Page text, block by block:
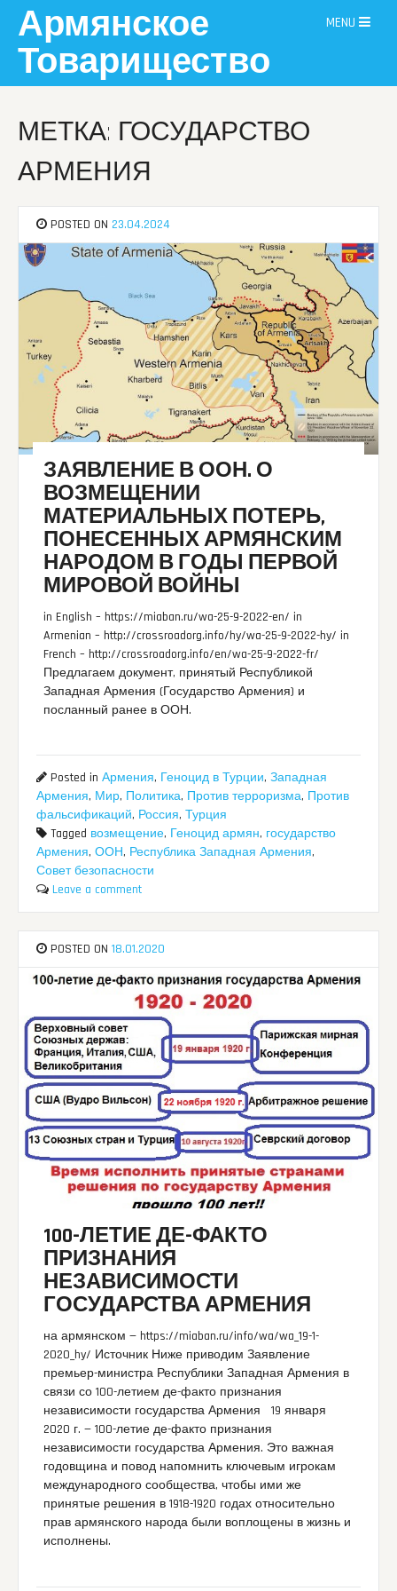
content
Армянское
Товарищество
MENU
МЕТКА: ГОСУДАРСТВО
АРМЕНИЯ
POSTED ON 23.04.2024
ЗАЯВЛЕНИЕ В ООН. О
ВОЗМЕЩЕНИИ
МАТЕРИАЛЬНЫХ ПОТЕРЬ,
ПОНЕСЕННЫХ АРМЯНСКИМ
НАРОДОМ В ГОДЫ ПЕРВОЙ
МИРОВОЙ ВОЙНЫ
in English – https://miaban.ru/wa-25-9-2022-en/ in
Armenian – http://crossroadorg.info/hy/wa-25-9-2022-hy/ in
French – http://crossroadorg.info/en/wa-25-9-2022-fr/
Предлагаем документ, принятый Республикой
Западная Армения (Государство Армения) и
посланный ранее в ООН.
Posted inАрмения, Геноцид в Турции,Западная
Армения, Мир, Политика, Против терроризма, Против
фальсификаций, Россия,Турция
Tagged возмещение, Геноцид армян, государство
Армения,ООН, Республика Западная Армения,
Совет безопасности
Leave a comment
POSTED ON18.01.2020
100-ЛЕТИЕ ДЕ-ФАКТО
ПРИЗНАНИЯ
НЕЗАВИСИМОСТИ
ГОСУДАРСТВА АРМЕНИЯ
на армянском — https://miaban.ru/info/wa/wa_19-1-
2020_hy/ Источник Ниже приводим Заявление
премьер-министра Республики Западная Армения в
связи со 100-летием де-факто признания
независимости государства Армения 19 января
2020 г. — 100-летие де-факто признания
независимости государства Армения. Это важная
годовщина и повод напомнить ключевым игрокам
международного сообщества, чтобы ими же
принятые решения в 1918-1920 годах относительно
прав армянского народа были воплощены в жизнь и
исполнены.